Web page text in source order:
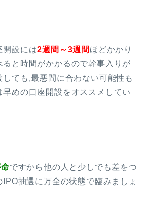
開設には2週間～3週間 ほどかかり
と時間がかかるので幹事入りが
ても,最悪間に合わない可能性も
めの口座開設をオススメしてい
ですから他の人と少しでも差をつ
抽選に万全の状態で臨みましょ